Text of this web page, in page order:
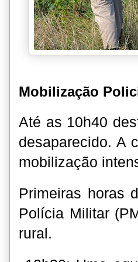
Mobilização
Até as 10h40
desaparecido. A
mobilização
Primeiras horas
Polícia Militar
rural.